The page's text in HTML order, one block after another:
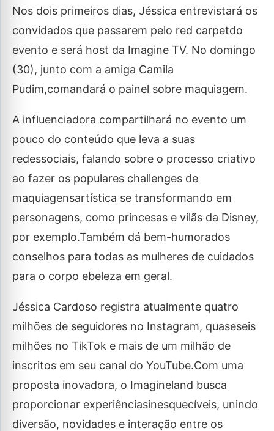
Nos dois primeiros dias, Jéssica entrevistará os
convidados que passarem pelo red carpetdo
evento e será host da Imagine TV. No domingo
(30), junto com a amiga Camila
Pudim,comandará o painel sobre maquiagem.
A influenciadora compartilhará no evento um
pouco do conteúdo que leva a suas
redessociais, falando sobre o processo criativo
ao fazer os populares challenges de
maquiagensartística se transformando em
personagens, como princesas e vilãs da Disney,
por exemplo.Também dá bem-humorados
conselhos para todas as mulheres de cuidados
para o corpo ebeleza em geral.
Jéssica Cardoso registra atualmente quatro
milhões de seguidores no Instagram, quaseseis
milhões no TikTok e mais de um milhão de
inscritos em seu canal do YouTube.Com uma
proposta inovadora, o Imagineland busca
proporcionar experiênciasinesquecíveis, unindo
diversão, novidades e interação entre os